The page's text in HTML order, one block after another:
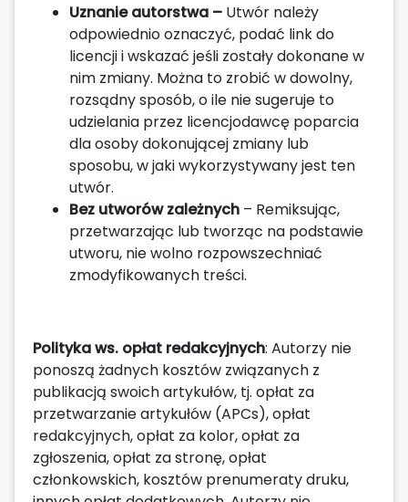
Uznanie autorstwa – Utwór należy
odpowiednio oznaczyć, podać link do
licencji i wskazać jeśli zostały dokonane w
nim zmiany. Można to zrobić w dowolny,
rozsądny sposób, o ile nie sugeruje to
udzielania przez licencjodawcę poparcia
dla osoby dokonującej zmiany lub
sposobu, w jaki wykorzystywany jest ten
utwór.
Bez utworów zależnych – Remiksując,
przetwarzając lub tworząc na podstawie
utworu, nie wolno rozpowszechniać
zmodyfikowanych treści.
Polityka ws. opłat redakcyjnych: Autorzy nie
ponoszą żadnych kosztów związanych z
publikacją swoich artykułów, tj. opłat za
przetwarzanie artykułów (APCs), opłat
redakcyjnych, opłat za kolor, opłat za
zgłoszenia, opłat za stronę, opłat
członkowskich, kosztów prenumeraty druku,